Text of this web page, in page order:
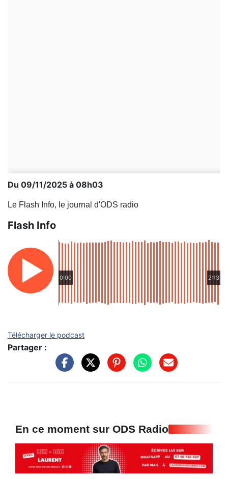
Du 09/11/2025 à 08h03
Le Flash Info, le journal d'ODS radio
Flash Info
0:00 2:13
Télécharger le podcast
Partager :
En ce moment sur ODS Radio